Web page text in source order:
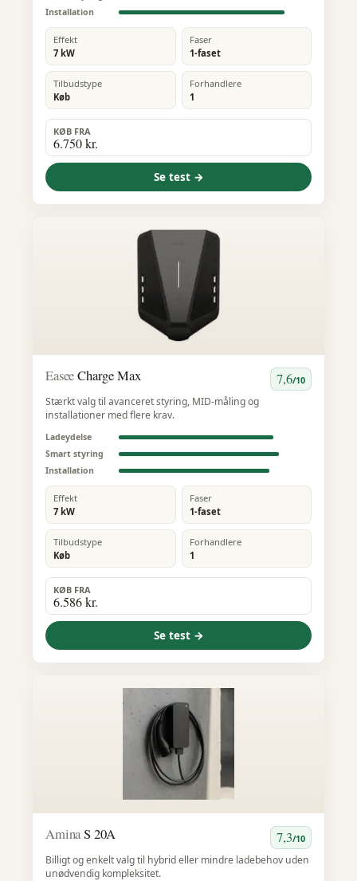
Installation
Effekt
7 kW
Faser
1-faset
Tilbudstype
Køb
Forhandlere
1
KØB FRA
6.750 kr.
Se test →
EaseeCharge Max 7,6/10
Stærkt valg til avanceret styring, MID-måling og
installationer med flere krav.
Ladeydelse
Smart styring
Installation
Effekt
7 kW
Faser
1-faset
Tilbudstype
Køb
Forhandlere
1
KØB FRA
6.586 kr.
Se test →
AminaS 20A 7,3/10
Billigt og enkelt valg til hybrid eller mindre ladebehov uden
unødvendig kompleksitet.